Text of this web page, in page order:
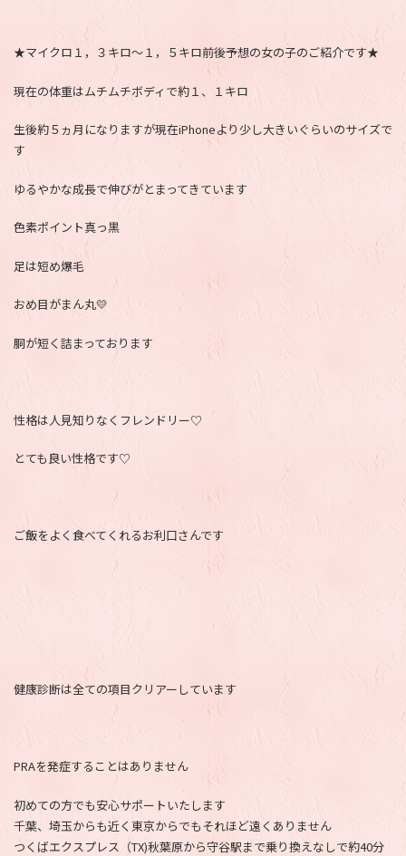
★マイクロ１，３キロ～１，５キロ前後予想の女の子のご紹介です★
現在の体重はムチムチボディで約１、１キロ
生後約５ヵ月になりますが現在iPhoneより少し大きいぐらいのサイズで
す
ゆるやかな成長で伸びがとまってきています
色素ポイント真っ黒
足は短め爆毛
おめ目がまん丸💛
胴が短く詰まっております
性格は人見知りなくフレンドリー♡
とても良い性格です♡
ご飯をよく食べてくれるお利口さんです
健康診断は全ての項目クリアーしています
PRAを発症することはありません
初めての方でも安心サポートいたします
千葉、埼玉からも近く東京からでもそれほど遠くありません
つくばエクスプレス（TX)秋葉原から守谷駅まで乗り換えなしで約40分